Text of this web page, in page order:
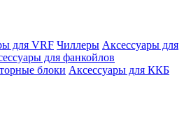
для VRF Чиллеры Аксессуары для
для фанкойлов
блоки Аксессуары для ККБ